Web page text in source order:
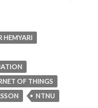
HEMYARI
OF THINGS
NTNU